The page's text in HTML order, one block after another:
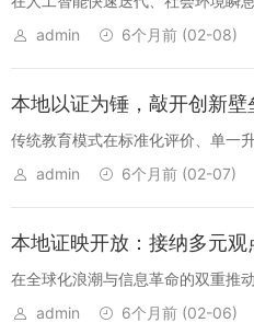
成为每个人必须具备的生存能力。
admin 6个月前 (02-08)
传统教育模式在标准化评价、单一
约教育创新的显著壁垒。如何突破
admin 6个月前 (02-07)
在全球化浪潮与信息革命的双重推
心命题，而“多元观点”则是开放的
admin 6个月前 (02-06)